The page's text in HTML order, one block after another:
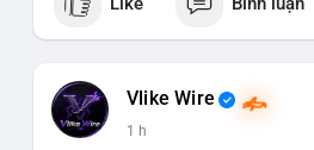
Vlike Wire
1 h